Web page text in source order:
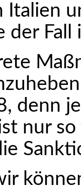
Italien
der
denn
nur